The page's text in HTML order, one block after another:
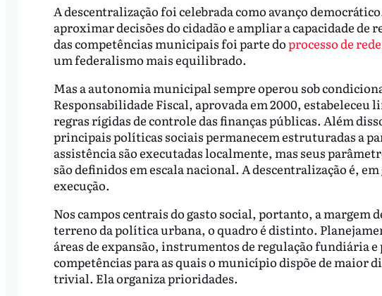
A descentralização foi celebrada como avanço
aproximar decisões do cidadão e ampliar a capacidade de
das competências municipais foi parte doprocesso de
um federalismo mais equilibrado.
Mas a autonomia municipal sempre operou sob
Responsabilidade Fiscal, aprovada em 2000,
regras rígidas de controle das finanças públicas. Além
principais políticas sociais permanecem estruturadas a
assistência são executadas localmente, mas seus
são definidos em escala nacional. A descentralização é,
execução.
Nos campos centrais do gasto social, portanto, a margem
terreno da política urbana, o quadro é distinto.
áreas de expansão, instrumentos de regulação
competências para as quais o município dispõe de maior
trivial. Ela organiza prioridades.